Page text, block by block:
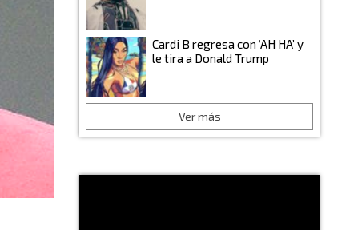
Cardi B regresa con ‘AH HA’ y
le tira a Donald Trump
Ver más